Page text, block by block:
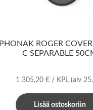
PHONAK ROGER
C SEPARABLE
1 305,20 €/ KPL (alv
Lisää ostoskoriin